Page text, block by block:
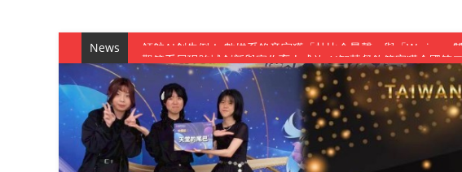
News
觀管系展現跨域創新與實作育人成效 AI智慧餐飲管家獲全國
學務處舉辦「董事長『聊』心室」 上官董事長與青年學子溫馨
成人之美成就學生夢想 菁英學程陪伴財金系學生蛻變成金融新星
金曲陣容強勢進駐！中國科大原民音樂成果展 燃爆傳統與現代
數媒系《天堂的尾巴》、《礦影》勇奪台灣原創遊戲大賞雙佳作